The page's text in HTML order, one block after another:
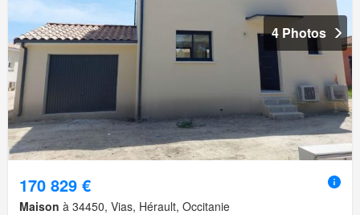
4 Photos
170 829 €
Maison à 34450, Vias, Hérault, Occitanie